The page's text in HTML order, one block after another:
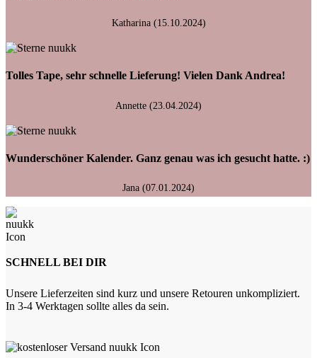
Katharina (15.10.2024)
Tolles Tape, sehr schnelle Lieferung! Vielen Dank Andrea!
Annette (23.04.2024)
Wunderschöner Kalender. Ganz genau was ich gesucht hatte. :)
Jana (07.01.2024)
SCHNELL BEI DIR
Unsere Lieferzeiten sind kurz und unsere Retouren unkompliziert.
In 3-4 Werktagen sollte alles da sein.